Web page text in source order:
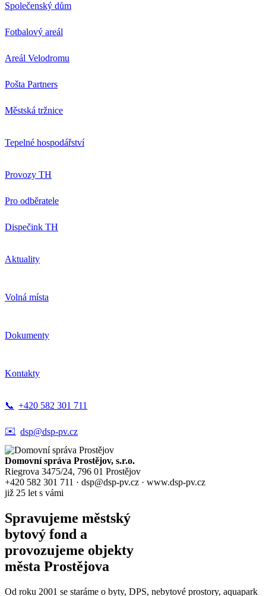
Společenský dům
Fotbalový areál
Areál Velodromu
Pošta Partners
Městská tržnice
Tepelné hospodářství
Provozy TH
Pro odběratele
Dispečink TH
Aktuality
Volná místa
Dokumenty
Kontakty
📞 +420 582 301 711
✉️ dsp@dsp-pv.cz
Domovní správa Prostějov, s.r.o.
Riegrova 3475/24, 796 01 Prostějov
+420 582 301 711 · dsp@dsp-pv.cz · www.dsp-pv.cz
již 25 let s vámi
Spravujeme městský
bytový fond a
provozujeme objekty
města Prostějova
Od roku 2001 se staráme o byty, DPS, nebytové prostory, aquapark